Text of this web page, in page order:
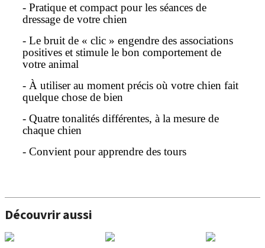
- Pratique et compact pour les séances de
dressage de votre chien
- Le bruit de « clic » engendre des associations
positives et stimule le bon comportement de
votre animal
- À utiliser au moment précis où votre chien fait
quelque chose de bien
- Quatre tonalités différentes, à la mesure de
chaque chien
- Convient pour apprendre des tours
Découvrir aussi